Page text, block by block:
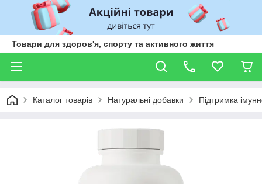
Товари для здоров'я, спорту та активного життя
Каталог товарів Натуральні добавки Підтримка